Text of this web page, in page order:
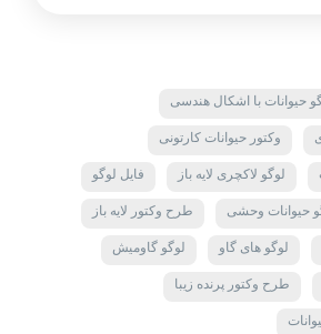
حیوانات با اشکال هندسی
وکتور حیوانات کارتونی
لوگو لاکچری لایه باز فایل لوگو
حیوانات وحشی طرح وکتور لایه باز
لوگو های گاو لوگو گاومیش
طرح وکتور پرنده زیبا